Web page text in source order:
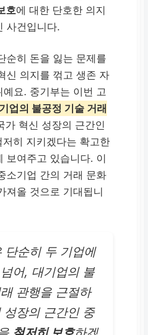
호에 대한 단호한 의지
사건입니다.
순히 돈을 잃는 문제를
신 의지를 꺾고 생존 자
요. 중기부는 이번 고
업의 불공정 기술 거래
가 혁신 성장의 근간인
저히 지키겠다는 확고한
보여주고 있습니다. 이
소기업 간의 거래 문화
져올 것으로 기대됩니
단순히 두 기업에
어, 대기업의 불
관행을 근절하
성장의 근간인 중
철저히 보호하겠